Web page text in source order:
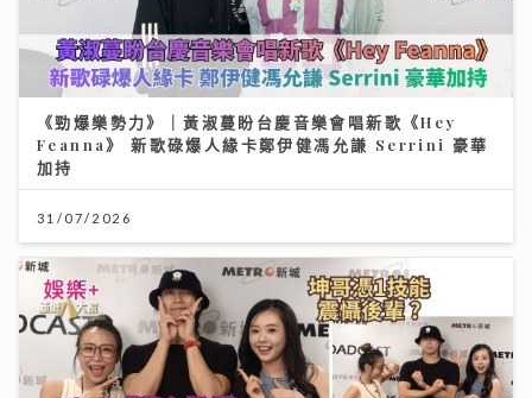
《勁爆樂勢力》｜黃淑蔓盼台慶音樂會唱新歌《Hey
Feanna》 新歌碌爆人緣卡鄭伊健馮允謙 Serrini 豪華
加持
31/07/2026